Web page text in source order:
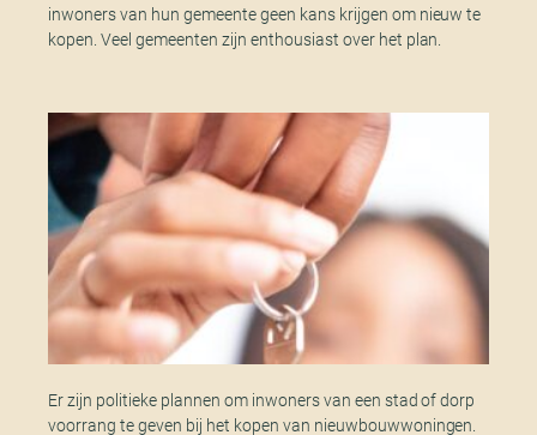
inwoners van hun gemeente geen kans krijgen om nieuw te
kopen. Veel gemeenten zijn enthousiast over het plan.
Er zijn politieke plannen om inwoners van een stad of dorp
voorrang te geven bij het kopen van nieuwbouwwoningen.